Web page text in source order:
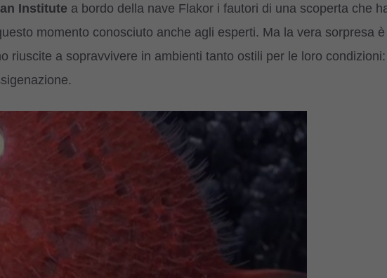
Institute a bordo della nave Flakor i fautori di una scoperta che
momento conosciuto anche agli esperti. Ma la vera sorpresa è
riuscite a sopravvivere in ambienti tanto ostili per le loro condizioni: